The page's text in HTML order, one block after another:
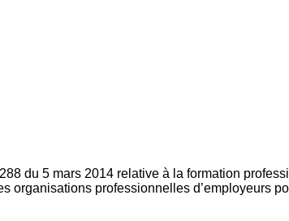
du 5 mars 2014 relative à la formation
professionnelles d’employeurs